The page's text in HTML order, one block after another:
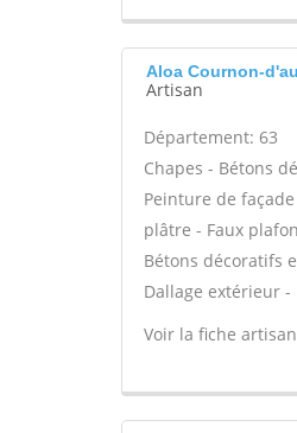
Aloa Cournon-
Artisan
Département: 63
Chapes - Bétons
Peinture de
plâtre - Faux
Bétons décoratifs
Dallage extérieur
Voir la fiche